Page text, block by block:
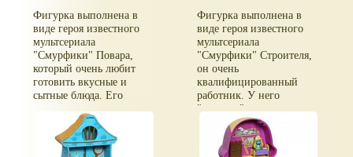
бантиком.
Фигурка выполнена в
виде героя известного
мультсериала
"Смурфики" Повара,
который очень любит
готовить вкусные и
сытные блюда. Его
получается
необыкновенно вкусной.
Фигурка выполнена в
виде героя известного
мультсериала
"Смурфики" Строителя,
он очень
квалифицированный
работник. У него
"золотые" руки, почти
все здания в деревне
построены его руками,
не без помощи других